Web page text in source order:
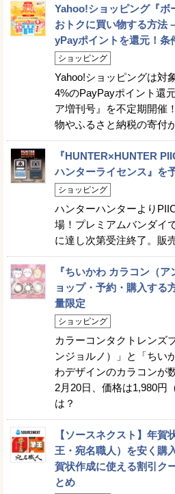
Yahoo!ショッピング『ボ
おトクに買い物する方法
yPayポイントを還元！条
ショッピング
Yahoo!ショッピングは対
4%のPayPayポイント還
ア増刊号』を不定期開催
物やふるさと納税の寄付
『HUNTER×HUNTER
ハンターライセンス』を
ショッピング
ハンターハンターより
場！プレミアムバンダイ
に達し次第受注終了。販
『ちいかわ カラコン（
ョップ・予約・購入する
量限定
ショッピング
カラーコンタクトレンズ
ンジョルノ）」と「ちい
わデザインのカラコンが
2月20日、価格は1,980円
は？
【ソースネクスト】年賀
王・宛名職人）を安く購
賀状作成に使える割引ク
とめ